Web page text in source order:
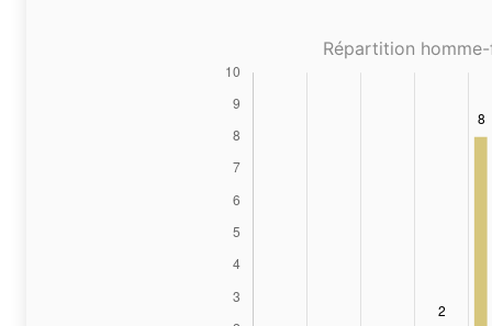
Répartition